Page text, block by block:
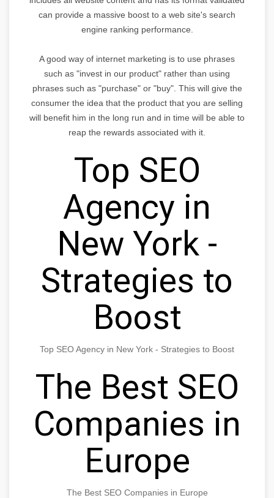
can provide a massive boost to a web site's search
engine ranking performance.
A good way of internet marketing is to use phrases
such as "invest in our product" rather than using
phrases such as "purchase" or "buy". This will give the
consumer the idea that the product that you are selling
will benefit him in the long run and in time will be able to
reap the rewards associated with it.
Top SEO
Agency in
New York -
Strategies to
Boost
Top SEO Agency in New York - Strategies to Boost
The Best SEO
Companies in
Europe
The Best SEO Companies in Europe